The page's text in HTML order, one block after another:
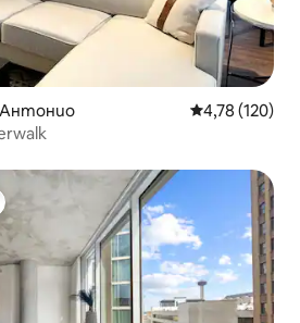
Средна
4,78 (120)